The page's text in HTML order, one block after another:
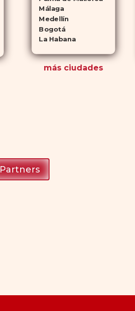
Málaga
Medellín
Bogotá
La Habana
más ciudades
Partners